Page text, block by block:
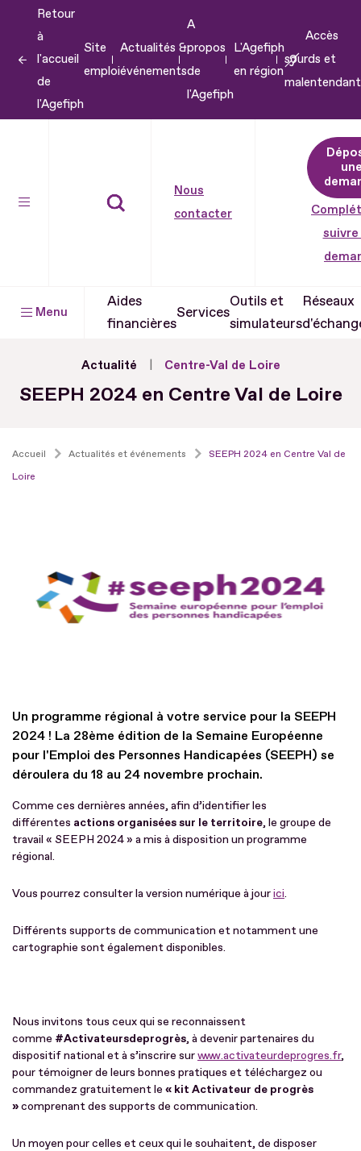
contenu
Retour
à
l'accueil
de
l'Agefiph
Site
emploi
Actualités &
événements
A
propos
de
l'Agefiph
L'Agefiph
en région
Accès
sourds et
Nous
contacter
suivre
Menu
Aides
financières
Services
Outils et
simulateurs
Réseaux
Actualité Centre-Val de Loire
SEEPH 2024 en Centre Val de Loire
Accueil Actualités et événements
SEEPH 2024 en Centre Val de
Loire
Un programme régional à votre service pour la SEEPH
2024 ! La 28ème édition de la Semaine Européenne
pour l'Emploi des Personnes Handicapées (SEEPH) se
déroulera du 18 au 24 novembre prochain.
Comme ces dernières années, afin d’identifier les
différentes actions organisées sur le territoire, le groupe de
travail « SEEPH 2024 » a mis à disposition un programme
régional.
Vous pourrez consulter la version numérique à jourici.
Différents supports de communication et notamment une
cartographie sont également disponibles.
Nous invitons tous ceux qui se reconnaissent
comme #Activateursdeprogrès, à devenir partenaires du
dispositif national et à s’inscrire surwww.activateurdeprogres.fr,
pour témoigner de leurs bonnes pratiques et téléchargez ou
commandez gratuitement le « kit Activateur de progrès
»comprenant des supports de communication.
Un moyen pour celles et ceux qui le souhaitent, de disposer